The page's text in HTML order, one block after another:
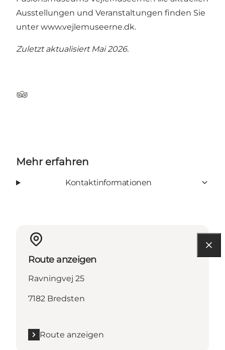
Ausstellungen und Veranstaltungen finden Sie
unter www.vejlemuseerne.dk.
Zuletzt aktualisiert Mai 2026.
Tripadvisor
Mehr erfahren
Kontaktinformationen
Route anzeigen
Ravningvej 25
7182 Bredsten
Route anzeigen